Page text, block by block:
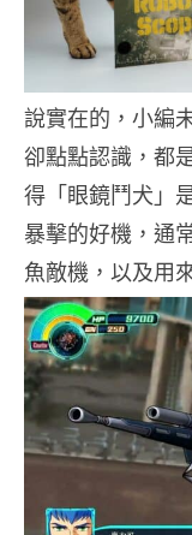
說實在的，小編
卻點點認識，都
得「眼鏡鬥犬」
暴擊的好機，通
魚敵機，以及用